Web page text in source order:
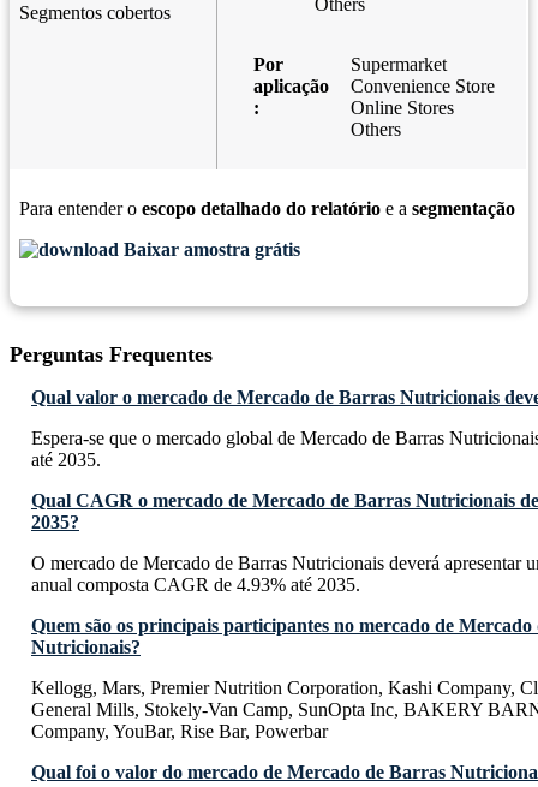
Segmentos cobertos
Others
Por
aplicação
:
Supermarket
Convenience Store
Online Stores
Others
Para entender o escopo detalhado do relatório e a segmentação
Baixar amostra grátis
Perguntas Frequentes
Qual valor o mercado de Mercado de Barras Nutricionais
Espera-se que o mercado global de Mercado de Barras
até 2035.
Qual CAGR o mercado de Mercado de Barras Nutricionais
2035?
O mercado de Mercado de Barras Nutricionais deverá apresentar
anual composta CAGR de 4.93% até 2035.
Quem são os principais participantes no mercado de
Nutricionais?
Kellogg, Mars, Premier Nutrition Corporation, Kashi Company,
General Mills, Stokely-Van Camp, SunOpta Inc, BAKERY
Company, YouBar, Rise Bar, Powerbar
Qual foi o valor do mercado de Mercado de Barras